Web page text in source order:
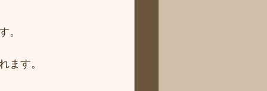
。
ます。